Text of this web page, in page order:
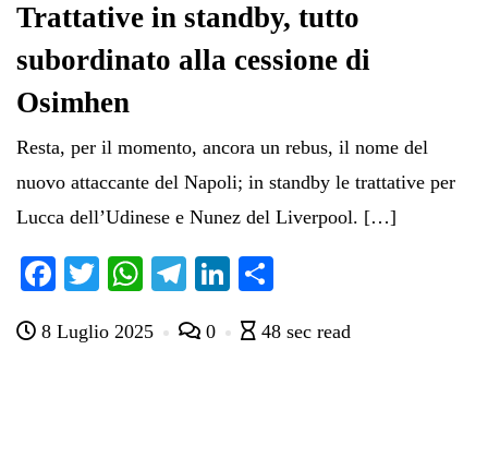
Trattative in standby, tutto
subordinato alla cessione di
Osimhen
Resta, per il momento, ancora un rebus, il nome del
nuovo attaccante del Napoli; in standby le trattative per
Lucca dell’Udinese e Nunez del Liverpool. […]
Fa
bo
T
tte
W
ts
Te
gr
Li
ed di
8 Luglio 2025 0 48 sec read